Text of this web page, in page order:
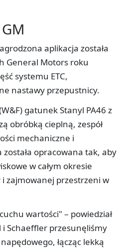
aplikacja została
General Motors roku
systemu ETC,
nastawy przepustnicy.
gatunek Stanyl PA46 z
obróbką cieplną, zespół
mechaniczne i
opracowana tak, aby
w całym okresie
zajmowanej przestrzeni w
wartości" – powiedział
i Schaeffler przesunęliśmy
łącząc lekką